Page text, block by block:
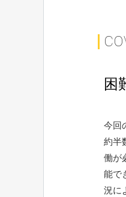
困
今回
約半
働が
能で
況に